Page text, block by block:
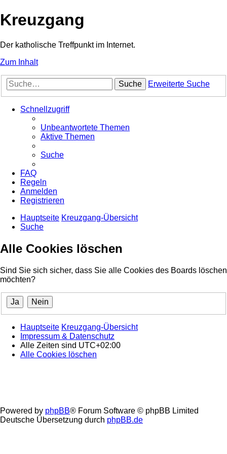
Kreuzgang
Der katholische Treffpunkt im Internet.
Zum Inhalt
Suche Erweiterte Suche
Schnellzugriff
Unbeantwortete Themen
Aktive Themen
Suche
FAQ
Regeln
Anmelden
Registrieren
Hauptseite Kreuzgang-Übersicht
Suche
Alle Cookies löschen
Sind Sie sich sicher, dass Sie alle Cookies des Boards löschen
möchten?
Hauptseite Kreuzgang-Übersicht
Impressum & Datenschutz
Alle Zeiten sind UTC+02:00
Alle Cookies löschen
Powered by phpBB® Forum Software © phpBB Limited
Deutsche Übersetzung durch phpBB.de